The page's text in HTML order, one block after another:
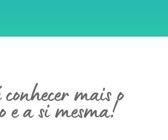
mais o
e a si mesma!